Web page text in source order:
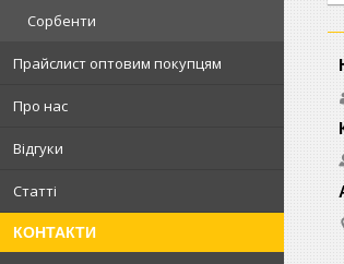
Сорбенти
Прайслист оптовим покупцям
Про нас
Відгуки
Статті
КОНТАКТИ